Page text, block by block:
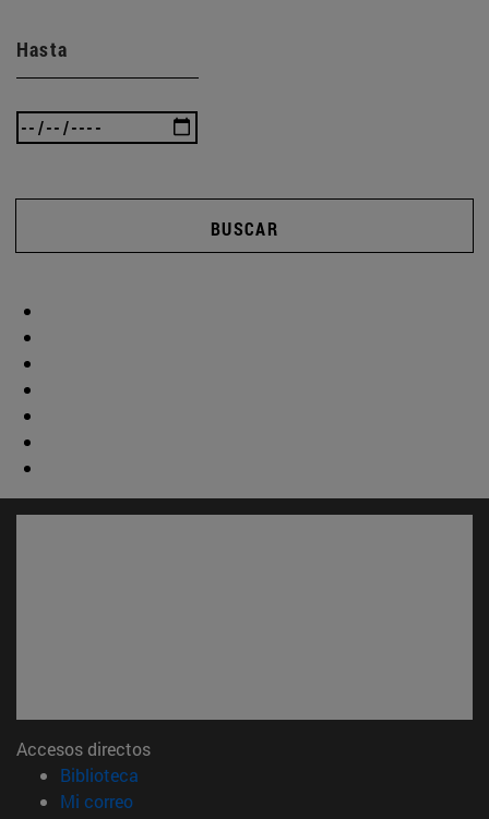
Hasta
BUSCAR
Accesos directos
Biblioteca
Mi correo(abre en nueva ventana)